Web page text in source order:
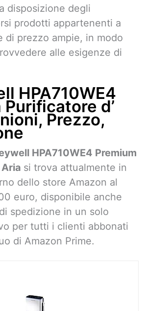
disposizione degli
prodotti appartenenti a
di prezzo ampie, in modo
alle esigenze di
HPA710WE4
d’
Prezzo,
HPA710WE4 Premium
si trova attualmente in
dello store Amazon al
euro, disponibile anche
spedizione in un solo
per tutti i clienti abbonati
di Amazon Prime.